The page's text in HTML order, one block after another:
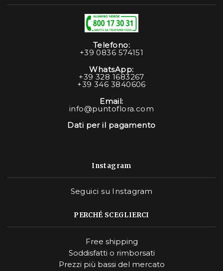
Telefono:
+39 0836 574151
WhatsApp:
+39 328 1683267
+39 346 3840606
Email:
info@puntoflora.com
Dati per il pagamento
Instagram
Seguici su Instagram
PERCHÉ SCEGLIERCI
Free shipping
Soddisfatti o rimborsati
Prezzi più bassi del mercato